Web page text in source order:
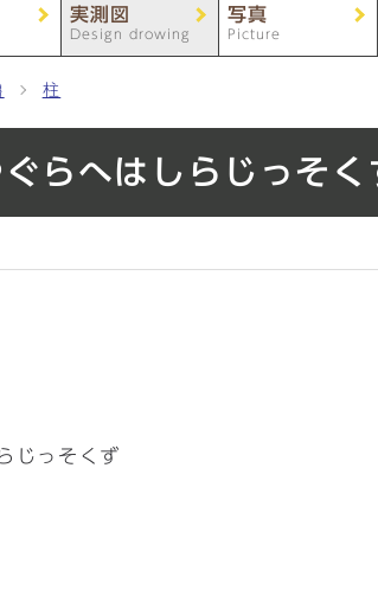
実測図
Design drowing
写真
Picture
柱
らへはしらじっそく
じっそくず